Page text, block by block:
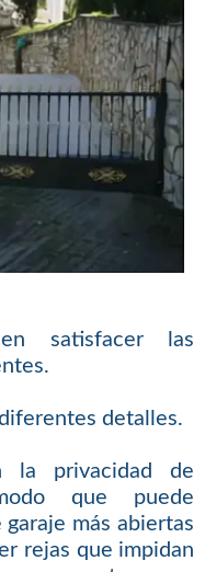
satisfacer las
detalles.
la privacidad de
que puede
más abiertas
rejas que impidan